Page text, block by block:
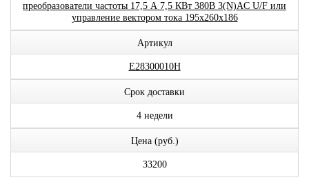
преобразователи частоты 17,5 А 7,5 КВт 380В 3(N)AC U/F или
управление вектором тока 195x260x186
Артикул
E28300010H
Срок доставки
4 недели
Цена (руб.)
33200